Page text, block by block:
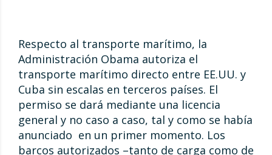
Respecto al transporte marítimo, la
Administración Obama autoriza el
transporte marítimo directo entre EE.UU. y
Cuba sin escalas en terceros países. El
permiso se dará mediante una licencia
general y no caso a caso, tal y como se había
anunciado en un primer momento. Los
barcos autorizados –tanto de carga como de